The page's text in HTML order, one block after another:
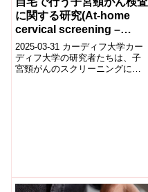
に関する研究(At-home
cervical screening –
scientists advise on self-
sampling tests)
2025-03-31 カーディフ大学​カー
ディフ大学の研究者たちは、子
宮頸がんのスクリーニングにお